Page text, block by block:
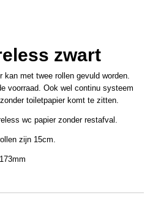
zwart
kan met twee rollen gevuld worden.
voorraad. Ook wel continu systeem
toiletpapier komt te zitten.
wc papier zonder restafval.
zijn 15cm.